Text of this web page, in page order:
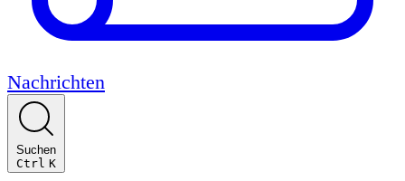
Nachrichten
Suchen
Ctrl K